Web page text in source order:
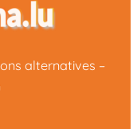
alternatives –